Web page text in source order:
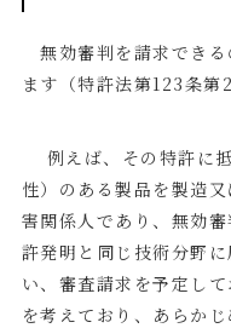
無効審判を請求でき
ます（特許法第123条第2
例えば、その特許に
性）のある製品を製造
害関係人であり、無効
許発明と同じ技術分野
い、審査請求を予定し
を考えており、あらか